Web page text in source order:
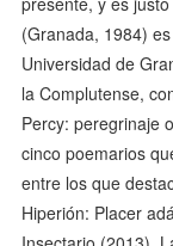
(Granada, 1984)
Universidad de
la Complutense,
Percy: peregrinaje
cinco poemarios
entre los que
Hiperión: Placer